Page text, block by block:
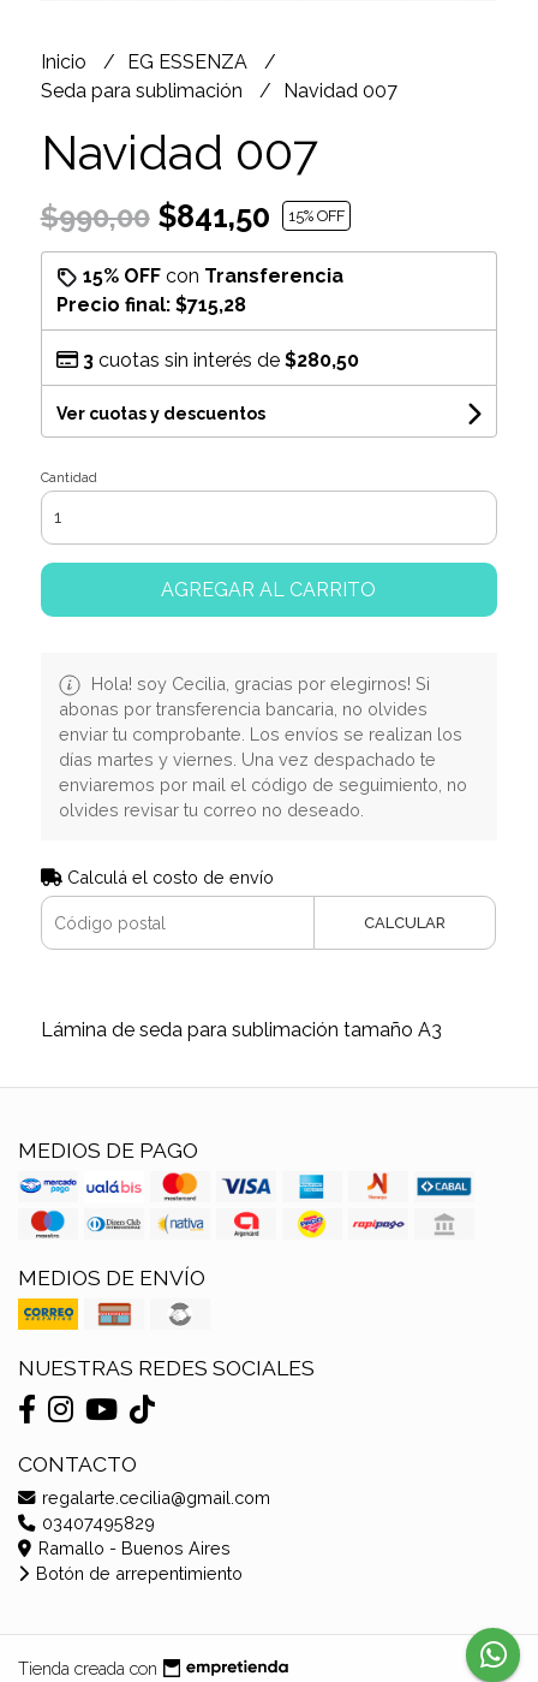
Inicio
EG ESSENZA
Seda para sublimación
Navidad 007
Navidad 007
$990,00$841,50 15% OFF
15% OFFcon Transferencia
Precio final: $715,28
3cuotas sin interés de $280,50
Ver cuotas y descuentos
Cantidad
AGREGAR AL CARRITO
Hola! soy Cecilia, gracias por elegirnos! Si
abonas por transferencia bancaria, no olvides
enviar tu comprobante. Los envíos se realizan los
días martes y viernes. Una vez despachado te
enviaremos por mail el código de seguimiento, no
olvides revisar tu correo no deseado.
Calculá el costo de envío
CALCULAR
Lámina de seda para sublimación tamaño A3
MEDIOS DE PAGO
MEDIOS DE ENVÍO
NUESTRAS REDES SOCIALES
CONTACTO
regalarte.cecilia@gmail.com
03407495829
Ramallo - Buenos Aires
Botón de arrepentimiento
Tienda creada con